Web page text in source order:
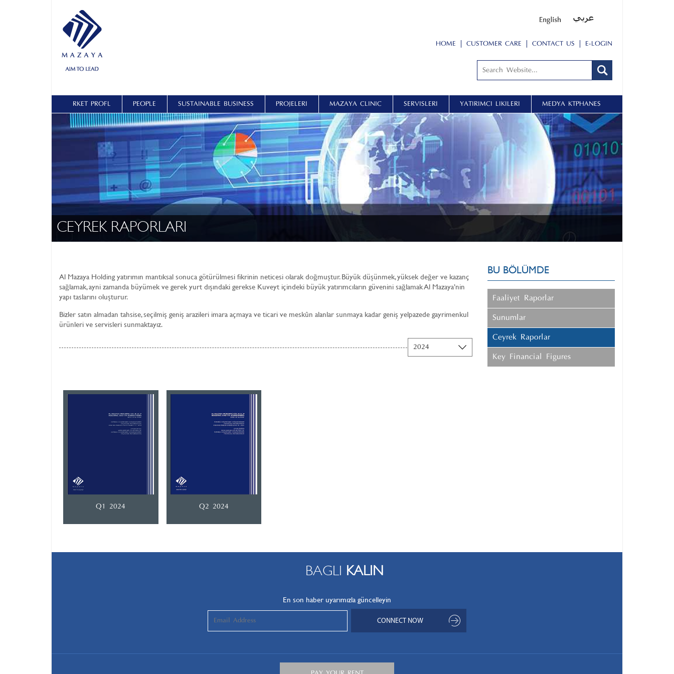
HOME CUSTOMER CARE CONTACT US E-LOGIN
ŞİRKET PROFİLİ PEOPLE SUSTAINABLE BUSINESS PROJELERI MAZAYA CLINIC SERVISLERI YATIRIMCI İLIŞKILERI MEDYA KÜTÜPHANESİ
CEYREK RAPORLARI
BU BÖLÜMDE
Faaliyet Raporları
Sunumlar
Ceyrek Raporları
Key Financial Figures
Al Mazaya Holding yatırımın mantıksal sonuca götürülmesi fikrinin neticesi olarak doğmuştur. Büyük düşünmek, yüksek değer ve kazanç
sağlamak, ayni zamanda büyümek ve gerek yurt dışındaki gerekse Kuveyt içindeki büyük yatırımcıların güvenini sağlamak Al Mazaya’nin
yapı taslarını oluşturur.
Bizler satın almadan tahsise, seçilmiş geniş arazileri imara açmaya ve ticari ve meskûn alanlar sunmaya kadar geniş yelpazede gayrimenkul
ürünleri ve servisleri sunmaktayız.
Q1 2024 Q2 2024
BAGLI KALIN
En son haber uyarımızla güncelleyin